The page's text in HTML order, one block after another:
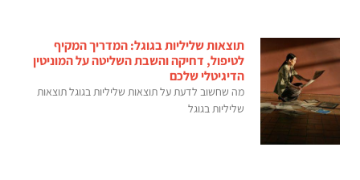
תוצאות שליליות בגוגל: המדריך המקיף
לטיפול, דחיקה והשבת השליטה על המוניטין
הדיגיטלי שלכם
מה שחשוב לדעת על תוצאות שליליות בגוגל תוצאות
שליליות בגוגל